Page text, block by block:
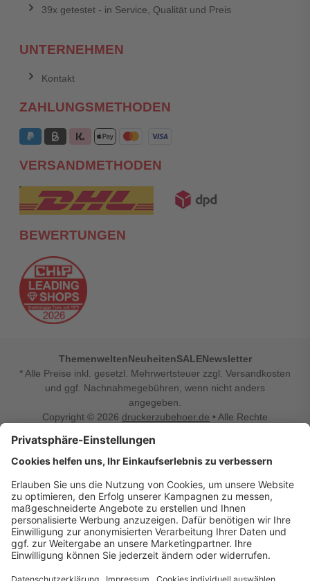
39x getestet - in Service, Qualität und Preis
UNTERNEHMEN
Kontakt
ZAHLUNGSMETHODEN
VERSANDMETHODEN
BEWERTUNGEN
ThemenweltenNeuheitenSALENewsletter
* Alle Preise inkl. gesetzl. Mehrwertsteuer zzgl. Versandkosten
und ggf. Nachnahmegebühren, wenn nicht anders
angegeben.
Copyright © 2026 druckerzubehoer.de • Alle Rechte
Vertrag widerrufen
Druckerzubehoer.de – preiswerte Qualität für Ihr Office
Sie sind auf der Suche nach dem passenden Druckerzubehör
oder Zubehör für das Büro, den Computer oder Ihr
Smartphone? Dann sind Sie bei Druckerzubehoer.de genau
richtig! Unser breites Sortiment bietet unter anderem Tinte
und Toner für alle gängigen Druckermodelle – großer sowie
kleiner Hersteller. Zugleich sind wir Ihr Online Fachhandel für